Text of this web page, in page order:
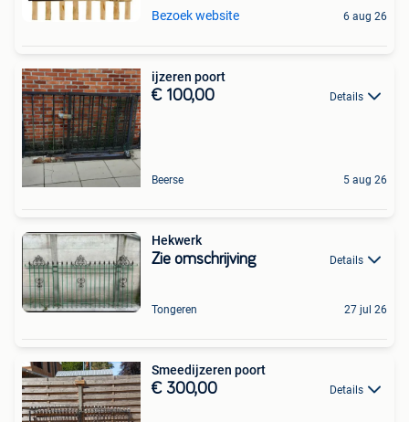
Bezoek website 6 aug 26
ijzeren poort
€ 100,00 Details
Beerse 5 aug 26
Hekwerk
Zie omschrijving Details
Tongeren 27 jul 26
Smeedijzeren poort
€ 300,00 Details